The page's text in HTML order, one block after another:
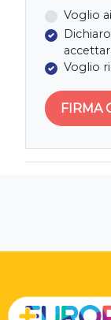
Voglio
Voglio